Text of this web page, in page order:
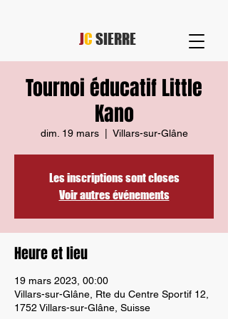
JC SIERRE
Tournoi éducatif Little
Kano
dim. 19 mars
  |
Villars-sur-Glâne
Les inscriptions sont closes
Voir autres événements
Heure et lieu
19 mars 2023, 00:00
Villars-sur-Glâne, Rte du Centre Sportif 12,
1752 Villars-sur-Glâne, Suisse